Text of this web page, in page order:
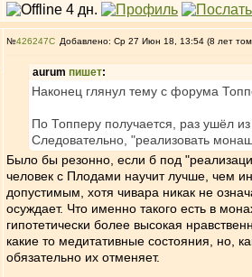
№426247 Добавлено: Ср 27 Июн 18, 13:54 (8 лет
aurum пишет:
Наконец глянул тему с форума
По Топперу получается, раз ушёл
Следовательно, "реализовать
Было бы резонно, если б под
человек с Плодами научит лучше, чем
допустимым, хотя чивара никак не
осуждает. Что именно такого есть в
гипотетически более высокая
какие то медитативные состояния, но,
обязательно их отменяет.